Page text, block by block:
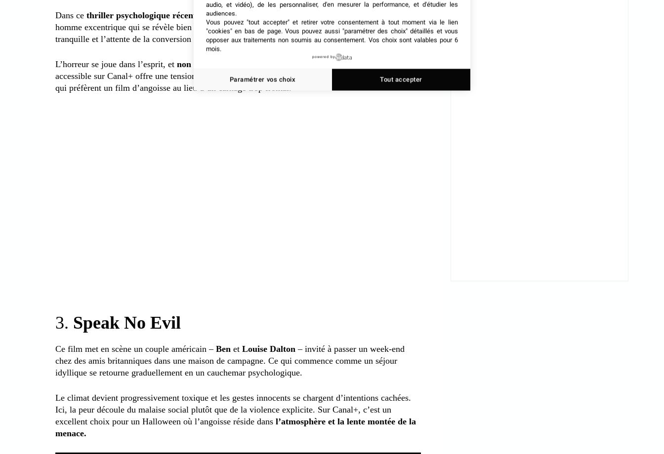
Dans ce thriller psychologique récent
, deux jeunes missionnaires mormones sont envoyées chez un
homme excentrique qui se révèle bien plus dangereux qu’elles ne l’avaient imaginé. Le décor
tranquille et l’attente de la conversion se transforment progressivement en menace.
L’horreur se joue dans l’esprit, et non dans le seul sang ou les monstres
. Pour Halloween, ce film
accessible sur Canal+ offre une tension sourde et un malaise persistant. Heretic est idéal pour ceux
qui préfèrent un film d’angoisse au lieu d’un carnage trop frontal.
3. Speak No Evil
Ce film met en scène un couple américain – Ben et Louise Dalton – invité à passer un week-end
chez des amis britanniques dans une maison de campagne. Ce qui commence comme un séjour
idyllique se retourne graduellement en un cauchemar psychologique.
Le climat devient progressivement toxique et les gestes innocents se chargent d’intentions cachées.
Ici, la peur découle du malaise social plutôt que de la violence explicite. Sur Canal+, c’est un
excellent choix pour un Halloween où l’angoisse réside dans l’atmosphère et la lente montée de la
menace.
audio, et vidéo), de les personnaliser, d'en mesurer la performance, et d'étudier les
audiences.
Vous pouvez "tout accepter" et retirer votre consentement à tout moment via le lien
"cookies" en bas de page. Vous pouvez aussi "paramétrer des choix" détaillés et vous
opposer aux traitements non soumis au consentement. Vos choix sont valables pour 6
mois.
powered by
Paramétrer vos choix Tout accepter